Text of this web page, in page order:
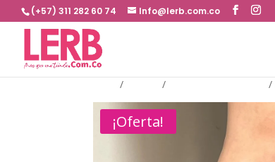
(+57) 311 282 60 74 Info@lerb.com.co
/ / /
¡Oferta!